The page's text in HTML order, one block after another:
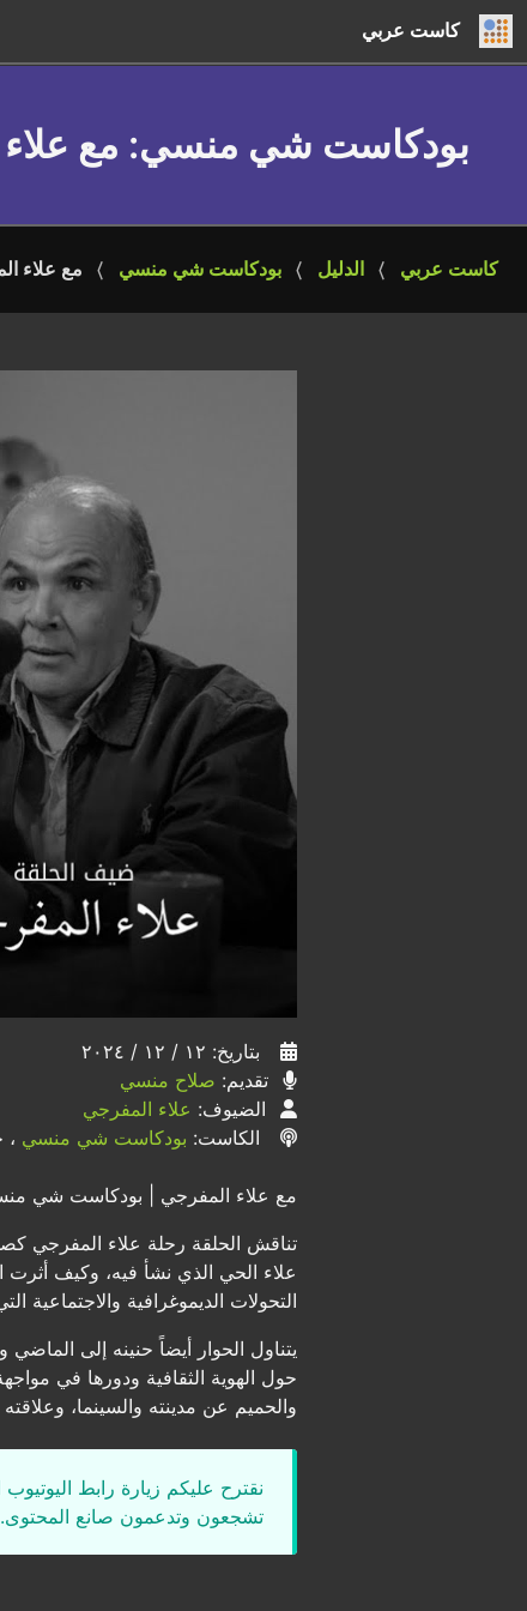
كاست عربي
بودكاست شي منسي: مع
كاست عربي الدليل بودكاست شي منسي مع علاء
بتاريخ: ١٢ / ١٢ / ٢٠٢٤
تقديم: صلاح منسي
الضيوف: علاء المفرجي
الكاست: بودكاست شي منسي ،
مع علاء المفرجي | بودكاست شي
تناقش الحلقة رحلة علاء المفرجي
علاء الحي الذي نشأ فيه، وكيف
التحولات الديموغرافية
يتناول الحوار أيضاً حنينه إلى
حول الهوية الثقافية ودورها في
والحميم عن مدينته والسينما، وعلاقته
نقترح عليكم زيارة رابط
تشجعون وتدعمون صانع المحتوى.